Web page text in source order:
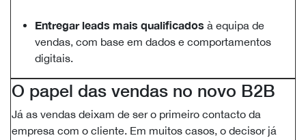
Entregar leads mais qualificados à equipa de
vendas, com base em dados e comportamentos
digitais.
O papel das vendas no novo B2B
Já as vendas deixam de ser o primeiro contacto da
empresa com o cliente. Em muitos casos, o decisor já